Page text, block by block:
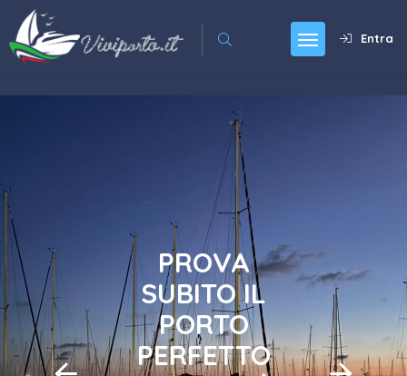
Entra
PROVA
SUBITO IL
PORTO
PERFETTO